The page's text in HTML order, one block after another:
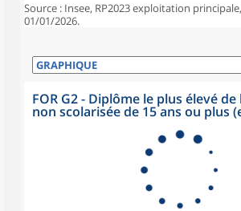
Source : Insee, RP2023 exploitation
01/01/2026.
FOR G2 - Diplôme le plus élevé
non scolarisée de 15 ans ou plus